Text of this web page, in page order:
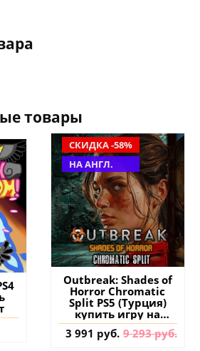
товары
СКИДКА -58%
НА АНГЛ.
Outbreak: Shades of
Horror Chromatic
Split PS5 (Турция)
купить игру на
аккаунт
3 991 руб. 9 293 руб.